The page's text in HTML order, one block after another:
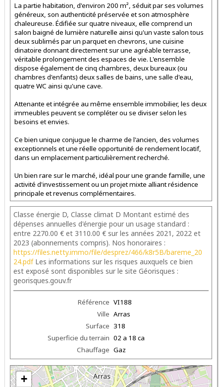
La partie habitation, d'environ 200 m², séduit par ses volumes
généreux, son authenticité préservée et son atmosphère
chaleureuse. Édifiée sur quatre niveaux, elle comprend un
salon baigné de lumière naturelle ainsi qu'un vaste salon tous
deux sublimés par un parquet en chevrons, une cuisine
dinatoire donnant directement sur une agréable terrasse,
véritable prolongement des espaces de vie. L'ensemble
dispose également de cinq chambres, deux bureaux (ou
chambres d'enfants) deux salles de bains, une salle d'eau,
quatre WC ainsi qu'une cave.
Attenante et intégrée au même ensemble immobilier, les deux
immeubles peuvent se compléter ou se diviser selon les
besoins et envies.
Ce bien unique conjugue le charme de l'ancien, des volumes
exceptionnels et une réelle opportunité de rendement locatif,
dans un emplacement particulièrement recherché.
Un bien rare sur le marché, idéal pour une grande famille, une
activité d'investissement ou un projet mixte alliant résidence
principale et revenus complémentaires.
Classe énergie D, Classe climat D Montant estimé des
dépenses annuelles d'énergie pour un usage standard :
entre 2270.00 € et 3110.00 € sur les années 2021, 2022 et
2023 (abonnements compris). Nos honoraires :
https://files.netty.immo/file/desprez/466/k8r5B/bareme_20
24.pdfLes informations sur les risques auxquels ce bien
est exposé sont disponibles sur le site Géorisques :
georisques.gouv.fr
Référence VI188
Ville Arras
Surface 318
Superficie du terrain 02 a 18 ca
Chauffage Gaz
+